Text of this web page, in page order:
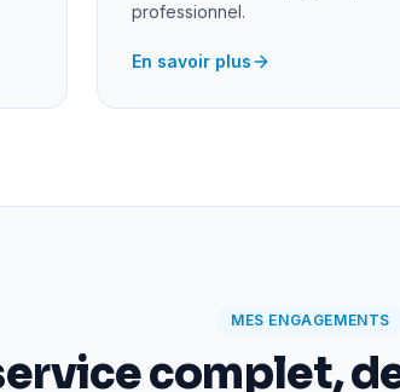
professionnel.
En savoir plus
MES ENGAGEMENTS
complet,